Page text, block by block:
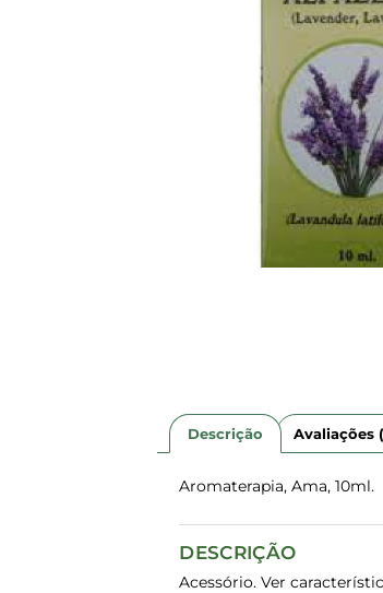
Descrição Avaliações
Aromaterapia, Ama, 10ml.
DESCRIÇÃO
Acessório. Ver